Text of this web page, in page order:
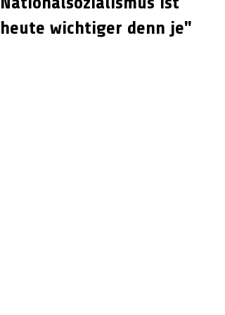
heute wichtiger denn je"